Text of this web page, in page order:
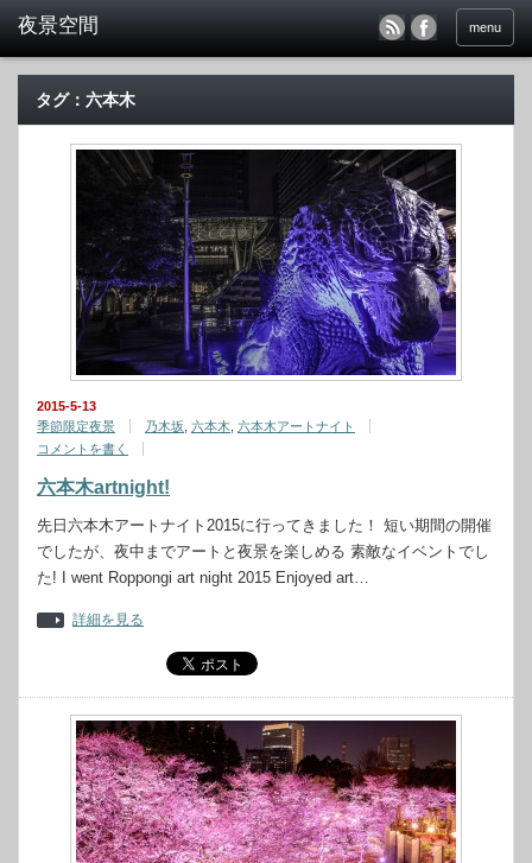
menu
タグ：六本木
2015-5-13
季節限定夜景
乃木坂 六本木 六本木アートナイト
コメントを書く
六本木artnight!
先日六本木アートナイト2015に行ってきました！ 短い期間の開催
でしたが、夜中までアートと夜景を楽しめる 素敵なイベントでし
た! I went Roppongi art night 2015 Enjoyed art…
詳細を見る